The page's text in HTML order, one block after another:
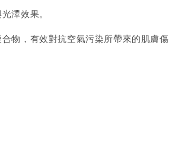
澤效果。
物，有效對抗空氣污染所帶來的肌膚傷